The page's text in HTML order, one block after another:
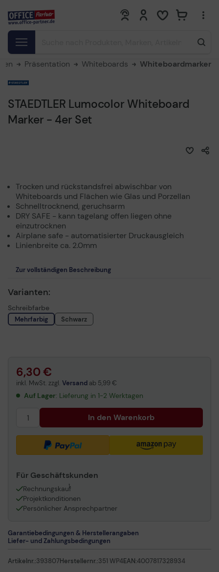
0 0
Präsentation Whiteboards Whiteboardmarker
STAEDTLER Lumocolor Whiteboard
Marker - 4er Set
Trocken und rückstandsfrei abwischbar von
Whiteboards und Flächen wie Glas und Porzellan
Schnelltrocknend, geruchsarm
DRY SAFE - kann tagelang offen liegen ohne
einzutrocknen
Airplane safe - automatisierter Druckausgleich
Linienbreite ca. 2.0mm
Zur vollständigen Beschreibung
Varianten:
Schreibfarbe
Mehrfarbig Schwarz
6,30 €
inkl. MwSt. zzgl. Versand ab 5,99 €
Auf Lager: Lieferung in 1-2 Werktagen
In den Warenkorb
Für Geschäftskunden
Rechnungskauf
1
Projektkonditionen
Persönlicher Ansprechpartner
Garantiebedingungen & Herstellerangaben
Liefer- und Zahlungsbedingungen
Artikelnr.:393807Herstellernr.:351 WP4EAN:4007817328934